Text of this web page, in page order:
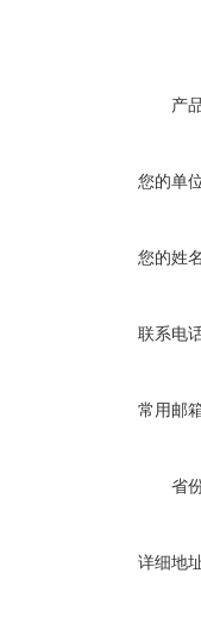
产
您的单
您的姓
联系电
常用邮
省
详细地